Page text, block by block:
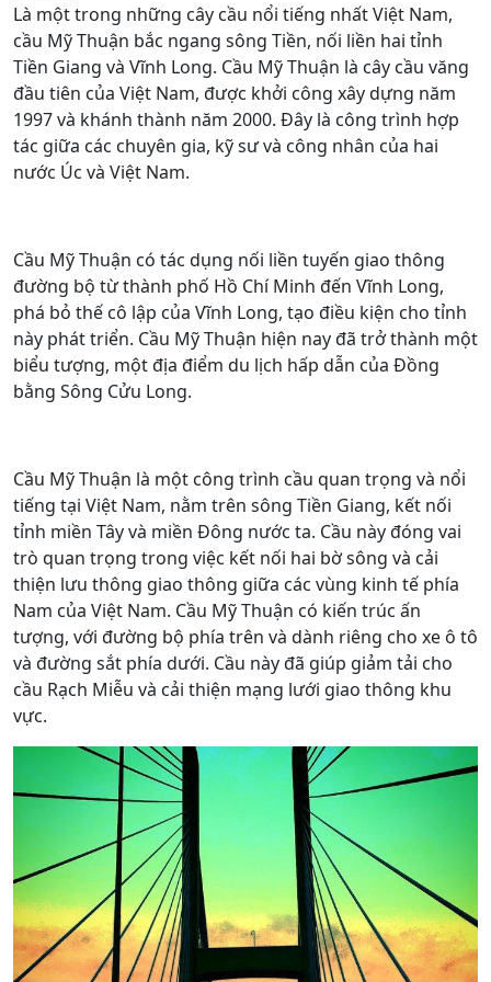
Là một trong những cây cầu nổi tiếng nhất Việt Nam,
cầu Mỹ Thuận bắc ngang sông Tiền, nối liền hai tỉnh
Tiền Giang và Vĩnh Long. Cầu Mỹ Thuận là cây cầu văng
đầu tiên của Việt Nam, được khởi công xây dựng năm
1997 và khánh thành năm 2000. Đây là công trình hợp
tác giữa các chuyên gia, kỹ sư và công nhân của hai
nước Úc và Việt Nam.
Cầu Mỹ Thuận có tác dụng nối liền tuyến giao thông
đường bộ từ thành phố Hồ Chí Minh đến Vĩnh Long,
phá bỏ thế cô lập của Vĩnh Long, tạo điều kiện cho tỉnh
này phát triển. Cầu Mỹ Thuận hiện nay đã trở thành một
biểu tượng, một địa điểm du lịch hấp dẫn của Đồng
bằng Sông Cửu Long.
Cầu Mỹ Thuận là một công trình cầu quan trọng và nổi
tiếng tại Việt Nam, nằm trên sông Tiền Giang, kết nối
tỉnh miền Tây và miền Đông nước ta. Cầu này đóng vai
trò quan trọng trong việc kết nối hai bờ sông và cải
thiện lưu thông giao thông giữa các vùng kinh tế phía
Nam của Việt Nam. Cầu Mỹ Thuận có kiến trúc ấn
tượng, với đường bộ phía trên và dành riêng cho xe ô tô
và đường sắt phía dưới. Cầu này đã giúp giảm tải cho
cầu Rạch Miễu và cải thiện mạng lưới giao thông khu
vực.